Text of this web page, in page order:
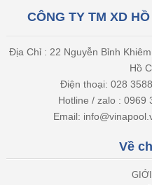
CÔNG TY TM XD
Địa Chỉ : 22 Nguyễn Bỉnh
Hồ
Điện thoại: 028
Hotline / zalo : 0969
Email:
Về